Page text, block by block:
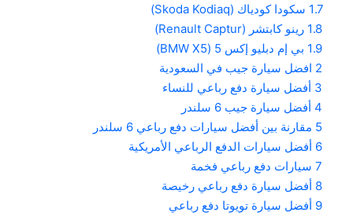
1.7 سكودا كودياك (Skoda Kodiaq)
1.8 رينو كابتشر (Renault Captur)
1.9 بي إم دبليو إكس 5 (BMW X5)
2 افضل سيارة جيب في السعودية
3 أفضل سيارة دفع رباعي للنساء
4 أفضل سيارة جيب 6 سلندر
5 مقارنة بين أفضل سيارات دفع رباعي 6 سلندر
6 أفضل سيارات الدفع الرباعي الأمريكية
7 سيارات دفع رباعي فخمة
8 أفضل سيارة دفع رباعي رخيصة
9 أفضل سيارة تويوتا دفع رباعي